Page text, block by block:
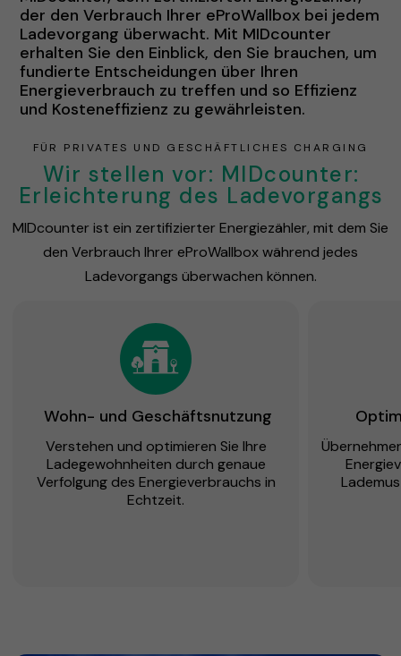
der den Verbrauch Ihrer eProWallbox bei jedem
Ladevorgang überwacht. Mit MIDcounter
erhalten Sie den Einblick, den Sie brauchen, um
fundierte Entscheidungen über Ihren
Energieverbrauch zu treffen und so Effizienz
und Kosteneffizienz zu gewährleisten.
FÜR PRIVATES UND GESCHÄFTLICHES CHARGING
Wir stellen vor: MIDcounter:
Erleichterung des Ladevorgangs
MIDcounter ist ein zertifizierter Energiezähler, mit dem Sie
den Verbrauch Ihrer eProWallbox während jedes
Ladevorgangs überwachen können.
Wohn- und Geschäftsnutzung
Verstehen und optimieren Sie Ihre
Ladegewohnheiten durch genaue
Verfolgung des Energieverbrauchs in
Echtzeit.